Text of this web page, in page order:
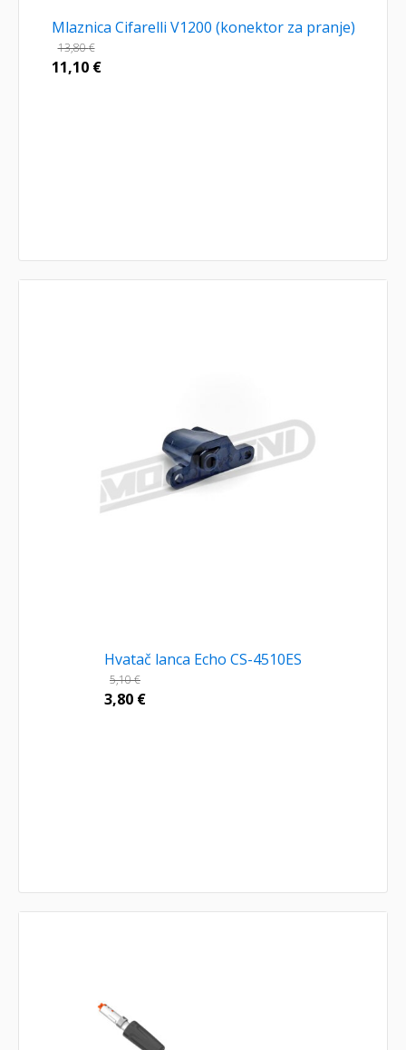
Mlaznica Cifarelli V1200 (konektor za pranje)
13,80€
11,10 €
Hvatač lanca Echo CS-4510ES
5,10€
3,80 €